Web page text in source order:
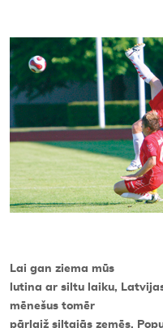
Lai gan ziema mūs
lutina ar siltu laiku,
mēnešus tomēr
pārlaiž siltajās zemēs.